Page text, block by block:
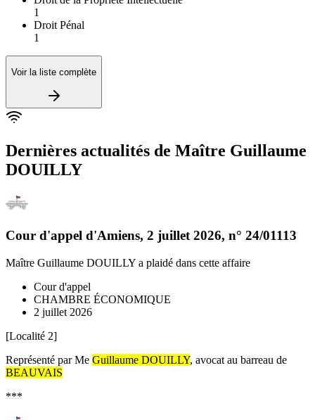
1
Droit Pénal
1
Voir la liste complète
Dernières actualités de Maître Guillaume
DOUILLY
Cour d'appel d'Amiens, 2 juillet 2026, n° 24/01113
Maître Guillaume DOUILLY a plaidé dans cette affaire
Cour d'appel
CHAMBRE ÉCONOMIQUE
2 juillet 2026
[Localité 2]
Représenté par Me Guillaume DOUILLY, avocat au barreau de
BEAUVAIS
***